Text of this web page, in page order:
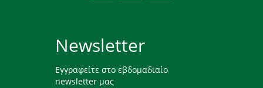
Newsletter
Εγγραφείτε στο εβδομαδιαίο
newsletter μας